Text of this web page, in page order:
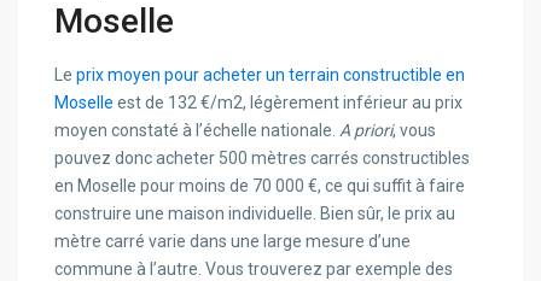
Moselle
Leprix moyen pour acheter un terrain constructible en
Moselle est de 132 €/m2, légèrement inférieur au prix
moyen constaté à l’échelle nationale.A priori, vous
pouvez donc acheter 500 mètres carrés constructibles
en Moselle pour moins de 70 000 €, ce qui suffit à faire
construire une maison individuelle. Bien sûr, le prix au
mètre carré varie dans une large mesure d’une
commune à l’autre. Vous trouverez par exemple des